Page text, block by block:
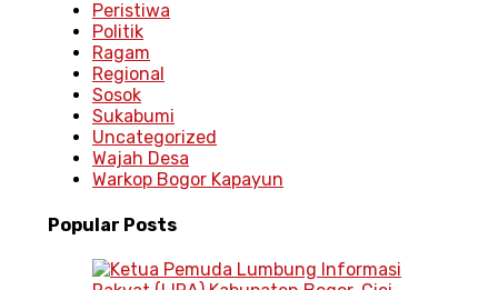
Peristiwa
Politik
Ragam
Regional
Sosok
Sukabumi
Uncategorized
Wajah Desa
Warkop Bogor Kapayun
Popular Posts